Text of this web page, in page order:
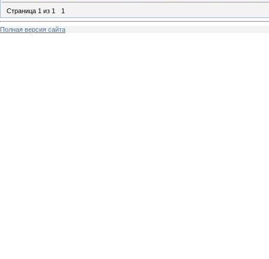
Страница 1 из 1 1
Полная версия сайта